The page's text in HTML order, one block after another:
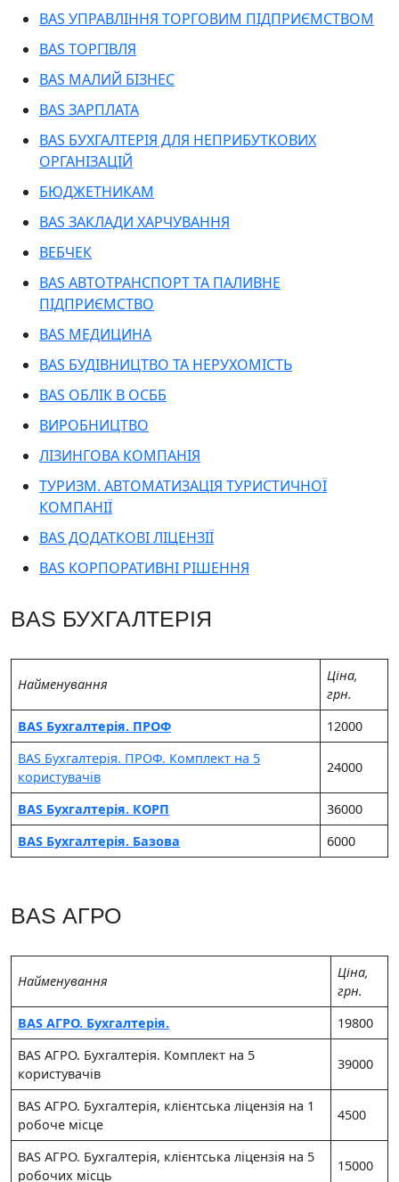
BAS УПРАВЛІННЯ ТОРГОВИМ ПІДПРИЄМСТВОМ
BAS ТОРГІВЛЯ
BAS МАЛИЙ БІЗНЕС
BAS ЗАРПЛАТА
BAS БУХГАЛТЕРІЯ ДЛЯ НЕПРИБУТКОВИХ
ОРГАНІЗАЦІЙ
БЮДЖЕТНИКАМ
BAS ЗАКЛАДИ ХАРЧУВАННЯ
ВЕБЧЕК
BAS АВТОТРАНСПОРТ ТА ПАЛИВНЕ
ПІДПРИЄМСТВО
BAS МЕДИЦИНА
BAS БУДІВНИЦТВО ТА НЕРУХОМІСТЬ
BAS ОБЛІК В ОСББ
ВИРОБНИЦТВО
ЛІЗИНГОВА КОМПАНІЯ
ТУРИЗМ. АВТОМАТИЗАЦІЯ ТУРИСТИЧНОЇ
КОМПАНІЇ
BAS ДОДАТКОВІ ЛІЦЕНЗІЇ
BAS КОРПОРАТИВНІ РІШЕННЯ
BAS БУХГАЛТЕРІЯ
Найменування
Цiна,
грн.
BAS Бухгалтерія. ПРОФ
12000
BAS Бухгалтерія. ПРОФ. Комплект на 5
користувачів
24000
BAS Бухгалтерія. КОРП
36000
BAS Бухгалтерія. Базова
6000
BAS АГРО
Найменування
Цiна,
грн.
BAS АГРО. Бухгалтерія.
19800
BAS АГРО. Бухгалтерія. Комплект на 5
користувачів
39000
BAS АГРО. Бухгалтерія, клієнтська ліцензія на 1
робоче місце
4500
BAS АГРО. Бухгалтерія, клієнтська ліцензія на 5
робочих місць
15000